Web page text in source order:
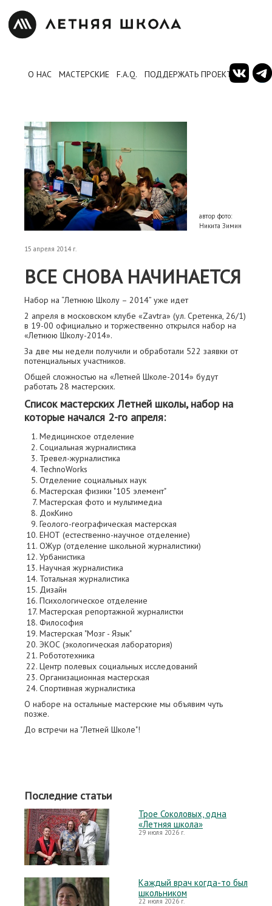
О НАС МАСТЕРСКИЕ F.A.Q. ПОДДЕРЖАТЬ ПРОЕКТ
автор фото:
Никита Зимин
15 апреля 2014 г.
ВСЕ СНОВА НАЧИНАЕТСЯ
Набор на “Летнюю Школу – 2014” уже идет
2 апреля в московском клубе «Zavtra» (ул. Сретенка, 26/1)
в 19-00 официально и торжественно открылся набор на
«Летнюю Школу-2014».
За две мы недели получили и обработали 522 заявки от
потенциальных участников.
Общей сложностью на «Летней Школе-2014» будут
работать 28 мастерских.
Список мастерских Летней школы, набор на
которые начался 2-го апреля:
Медицинское отделение
Социальная журналистика
Тревел-журналистика
TechnoWorks
Отделение социальных наук
Мастерская физики "105 элемент"
Мастерская фото и мультимедиа
ДокКино
Геолого-географическая мастерская
ЕНОТ (естественно-научное отделение)
ОЖур (отделение школьной журналистики)
Урбанистика
Научная журналистика
Тотальная журналистика
Дизайн
Психологическое отделение
Мастерская репортажной журналистки
Философия
Мастерская "Мозг - Язык"
ЭКОС (экологическая лаборатория)
Робототехника
Центр полевых социальных исследований
Организационная мастерская
Спортивная журналистика
О наборе на остальные мастерские мы объявим чуть
позже.
До встречи на "Летней Школе"!
Последние статьи
Трое Соколовых, одна
«Летняя школа»
29 июля 2026 г.
Каждый врач когда-то был
школьником
22 июля 2026 г.